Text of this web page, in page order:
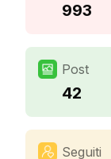
993
Post
42
Seguiti